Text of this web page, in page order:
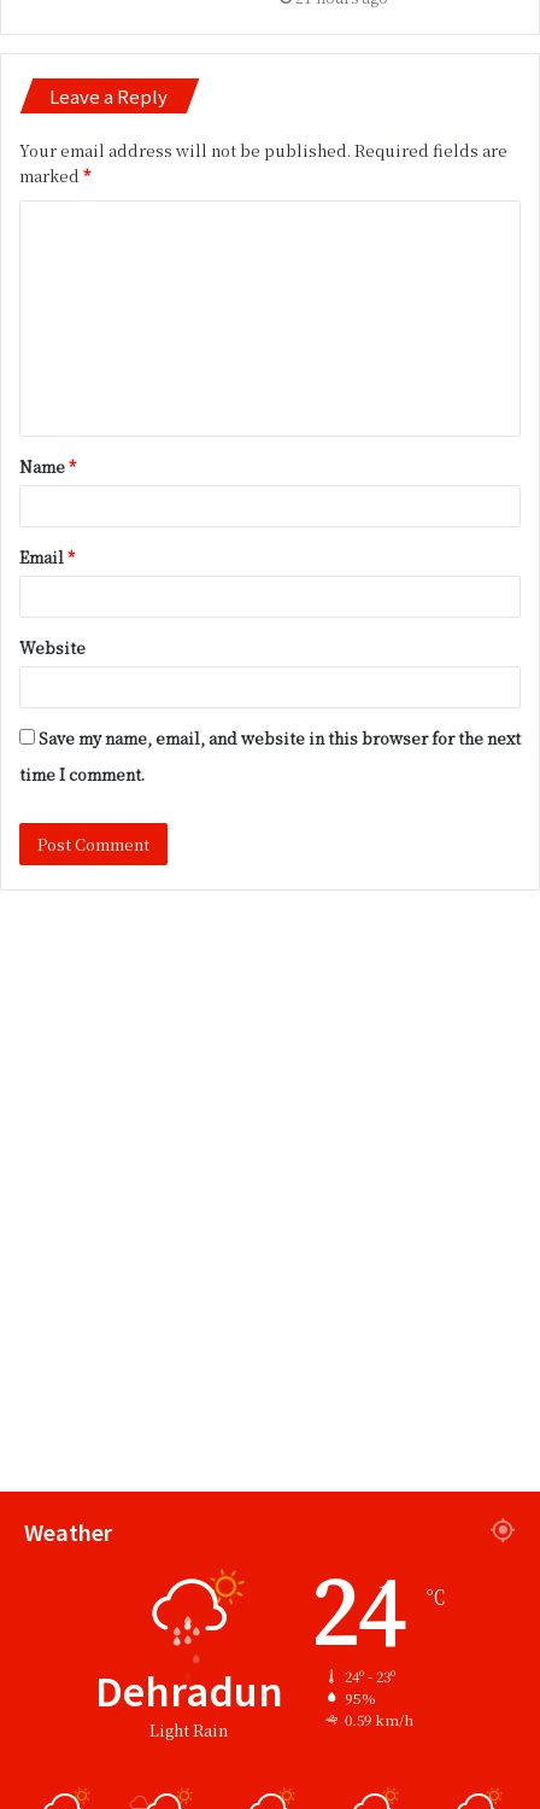
Leave a Reply
Your email address will not be published. Required fields are
marked *
t
*
Name*
Email *
Website
Save my name, email, and website in this browser for the next
time I comment.
Weather
Dehradun
Light Rain
24 ℃
24º - 23º
95%
0.59 km/h